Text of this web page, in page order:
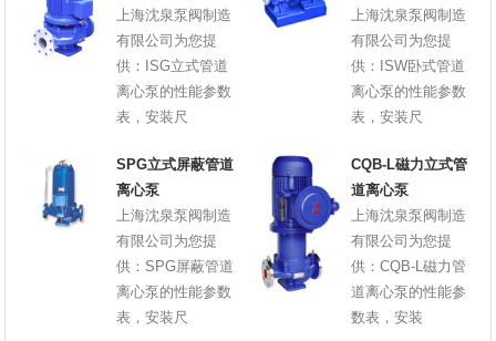
上海沈泉泵阀制造
有限公司为您提
供：ISG立式管道
离心泵的性能参数
表，安装尺
上海沈泉泵阀制造
有限公司为您提
供：ISW卧式管道
离心泵的性能参数
表，安装尺
SPG立式屏蔽管道
离心泵
上海沈泉泵阀制造
有限公司为您提
供：SPG屏蔽管道
离心泵的性能参数
表，安装尺
CQB-L磁力立式管
道离心泵
上海沈泉泵阀制造
有限公司为您提
供：CQB-L磁力管
道离心泵的性能参
数表，安装